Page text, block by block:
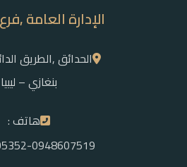
الإدارة العامة
الحدائق ,الطريق
بنغازي – ليبيا
هاتف :
0948607519